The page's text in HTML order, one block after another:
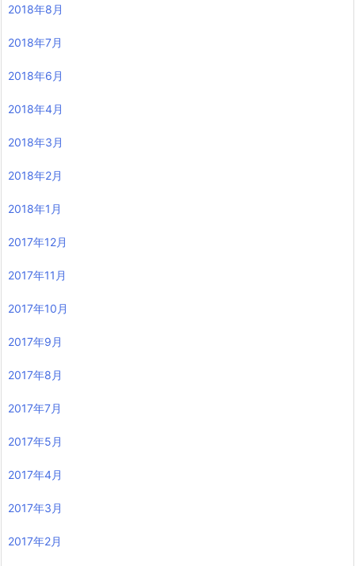
2018年8月
2018年7月
2018年6月
2018年4月
2018年3月
2018年2月
2018年1月
2017年12月
2017年11月
2017年10月
2017年9月
2017年8月
2017年7月
2017年5月
2017年4月
2017年3月
2017年2月